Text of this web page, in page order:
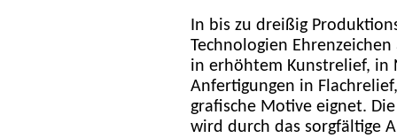
In bis zu dreißig
Technologien
in erhöhtem Kunstrelief, in
Anfertigungen in
grafische Motive eignet.
wird durch das sorgfältige